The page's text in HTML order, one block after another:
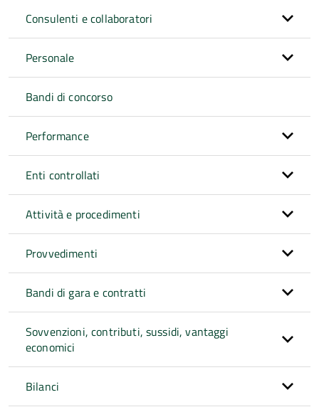
Consulenti e collaboratori
Personale
Bandi di concorso
Performance
Enti controllati
Attività e procedimenti
Provvedimenti
Bandi di gara e contratti
Sovvenzioni, contributi, sussidi, vantaggi
economici
Bilanci